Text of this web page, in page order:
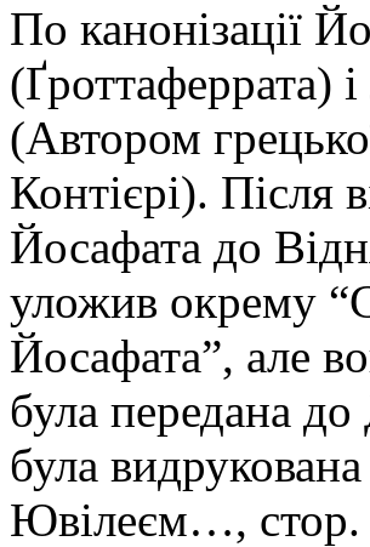
По канонізації
(Ґроттаферрата)
(Автором
Контієрі). Після
Йосафата до
уложив окрему
Йосафата”, але
була передана
була
Ювілеєм…, стор.